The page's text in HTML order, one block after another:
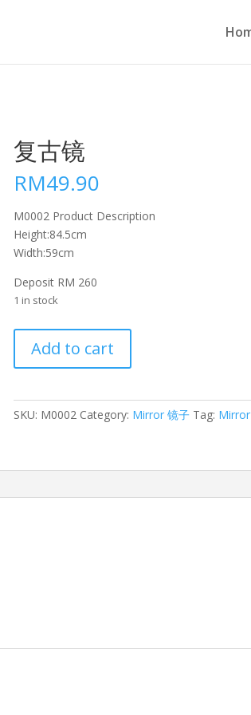
复古镜
RM49.90
M0002 Product Description
Height:84.5cm
Width:59cm
Deposit RM 260
1 in stock
镜
Add to cart
SKU: M0002 Category: Mirror 镜子 Tag: